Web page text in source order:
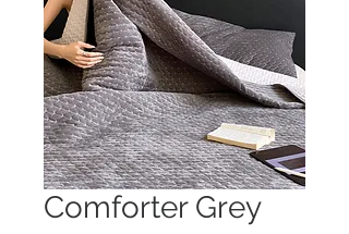
Comforter Grey